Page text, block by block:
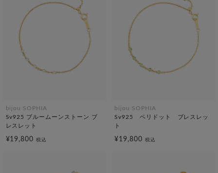
bijou SOPHIA
Sv925 ブルームーンストーン ブ
レスレット
¥19,800税込
bijou SOPHIA
Sv925 ペリドット ブレスレッ
ト
¥19,800 税込